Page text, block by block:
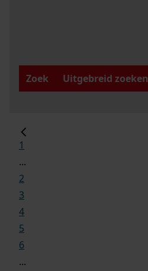
Zoek
Uitgebreid zoeken
1
...
2
3
4
5
6
...